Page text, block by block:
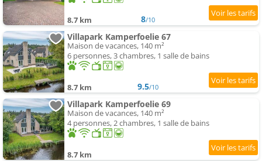
8.7 km 8/10
Villapark Kamperfoelie 67
Maison de vacances, 140 m²
6 personnes, 3 chambres, 1 salle de bains
8.7 km 9.5/10
Villapark Kamperfoelie 69
Maison de vacances, 140 m²
4 personnes, 2 chambres, 1 salle de bains
8.7 km